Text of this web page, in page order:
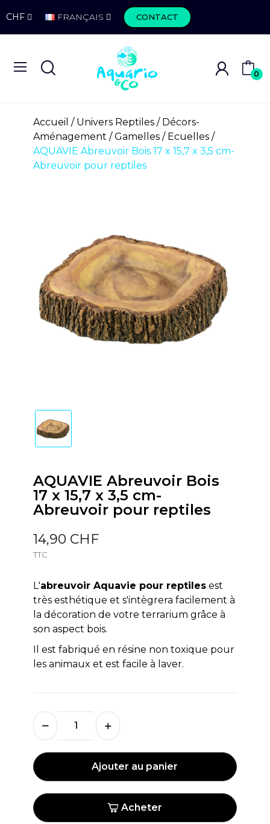
CHF FRANÇAIS CONTACT
0
Accueil Univers Reptiles
Décors-
Aménagement
Gamelles / Ecuelles
AQUAVIE Abreuvoir Bois 17 x 15,7 x 3,5 cm-
Abreuvoir pour reptiles
AQUAVIE Abreuvoir Bois
17 x 15,7 x 3,5 cm-
Abreuvoir pour reptiles
14,90 CHF
TTC
L'abreuvoir Aquavie pour reptilesest
très esthétique et s'intègrera facilement à
la décoration de votre terrarium grâce à
son aspect bois.
Il est fabriqué en résine non toxique pour
les animaux et est facile à laver.
Ajouter au panier
Acheter